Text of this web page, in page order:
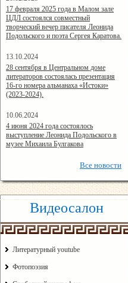
14:24:00
17 февраля 2025 года в Малом зале
ЦДЛ состоялся совместный
творческий вечер писателя Леонида
Подольского и поэта Сергея Каратова.
13.10.2024
14:08:11
28 сентября в Центральном доме
литераторов состоялась презентация
16-го номера альманаха «Истоки»
(2023-2024).
10.06.2024
15:02:44
4 июня 2024 года состоялось
выступление Леонида Подольского в
музее Михаила Булгакова
Все новости
Видеосалон
Литературный youtube
Фотопоэзия